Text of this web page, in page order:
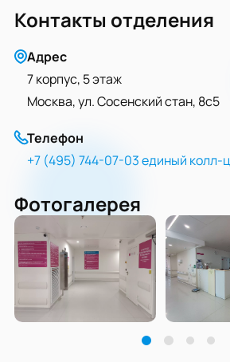
Контакты отделения
Адрес
7 корпус, 5 этаж
Москва, ул. Сосенский стан, 8с5
Телефон
+7 (495) 744-07-03 единый колл-
Фотогалерея